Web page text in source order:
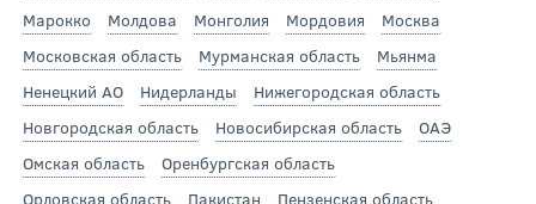
Марокко
Молдова Монголия Мордовия
Москва
Московская область
Мурманская область
Мьянма
Ненецкий АО
Нидерланды
Нижегородская область
Новгородская область
Новосибирская область
ОАЭ
Омская область
Оренбургская область
Орловская область
Пакистан Пензенская область